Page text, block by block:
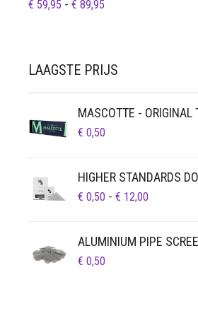
€ 59,95 - € 89,95
LAAGSTE PRIJS
MASCOTTE - ORIGINAL
€ 0,50
HIGHER STANDARDS
€ 0,50 - € 12,00
€ 12,00
ALUMINIUM PIPE
€ 0,50